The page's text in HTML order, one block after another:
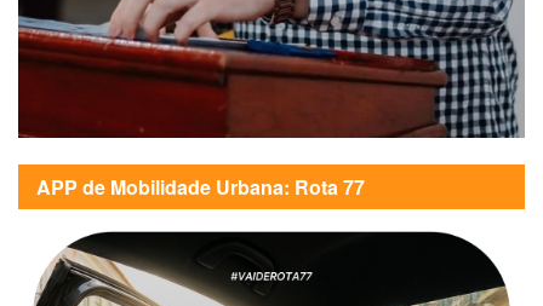
APP de Mobilidade Urbana: Rota 77